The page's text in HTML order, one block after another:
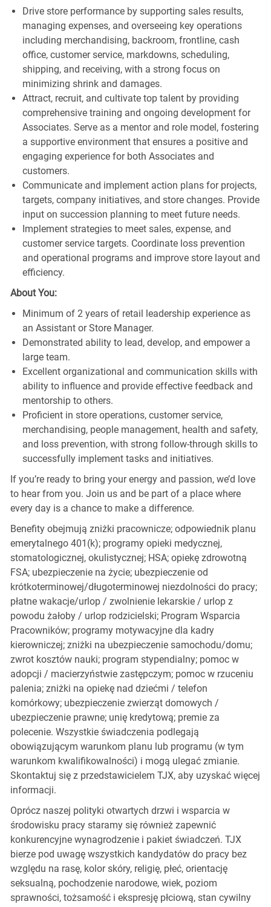
Drive store performance by supporting sales results,
managing expenses, and overseeing key operations
including merchandising, backroom, frontline, cash
office, customer service, markdowns, scheduling,
shipping, and receiving, with a strong focus on
minimizing shrink and damages.
Attract, recruit, and cultivate top talent by providing
comprehensive training and ongoing development for
Associates. Serve as a mentor and role model, fostering
a supportive environment that ensures a positive and
engaging experience for both Associates and
customers.
Communicate and implement action plans for projects,
targets, company initiatives, and store changes. Provide
input on succession planning to meet future needs.
Implement strategies to meet sales, expense, and
customer service targets. Coordinate loss prevention
and operational programs and improve store layout and
efficiency.
About You:
Minimum of 2 years of retail leadership experience as
an Assistant or Store Manager.
Demonstrated ability to lead, develop, and empower a
large team.
Excellent organizational and communication skills with
ability to influence and provide effective feedback and
mentorship to others.
Proficient in store operations, customer service,
merchandising, people management, health and safety,
and loss prevention, with strong follow-through skills to
successfully implement tasks and initiatives.
If you’re ready to bring your energy and passion, we’d love
to hear from you. Join us and be part of a place where
every day is a chance to make a difference.
Benefity obejmują zniżki pracownicze; odpowiednik planu
emerytalnego 401(k); programy opieki medycznej,
stomatologicznej, okulistycznej; HSA; opiekę zdrowotną
FSA; ubezpieczenie na życie; ubezpieczenie od
krótkoterminowej/długoterminowej niezdolności do pracy;
płatne wakacje/urlop / zwolnienie lekarskie / urlop z
powodu żałoby / urlop rodzicielski; Program Wsparcia
Pracowników; programy motywacyjne dla kadry
kierowniczej; zniżki na ubezpieczenie samochodu/domu;
zwrot kosztów nauki; program stypendialny; pomoc w
adopcji / macierzyństwie zastępczym; pomoc w rzuceniu
palenia; zniżki na opiekę nad dziećmi / telefon
komórkowy; ubezpieczenie zwierząt domowych /
ubezpieczenie prawne; unię kredytową; premie za
polecenie. Wszystkie świadczenia podlegają
obowiązującym warunkom planu lub programu (w tym
warunkom kwalifikowalności) i mogą ulegać zmianie.
Skontaktuj się z przedstawicielem TJX, aby uzyskać więcej
informacji.
Oprócz naszej polityki otwartych drzwi i wsparcia w
środowisku pracy staramy się również zapewnić
konkurencyjne wynagrodzenie i pakiet świadczeń. TJX
bierze pod uwagę wszystkich kandydatów do pracy bez
względu na rasę, kolor skóry, religię, płeć, orientację
seksualną, pochodzenie narodowe, wiek, poziom
sprawności, tożsamość i ekspresję płciową, stan cywilny